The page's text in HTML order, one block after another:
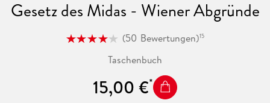
Gesetz des Midas - Wiener Abgründe
(50 Bewertungen)15
Taschenbuch
15,00 €